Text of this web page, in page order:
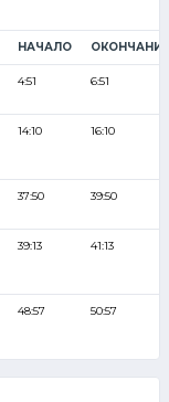
НАЧАЛО ОКОНЧАНИЕ
4:51 6:51
14:10 16:10
37:50 39:50
39:13 41:13
48:57 50:57